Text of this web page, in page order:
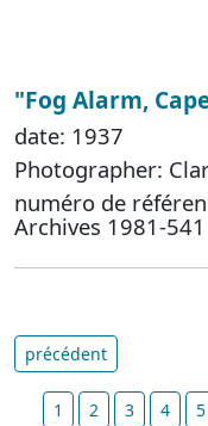
"Fog Alarm,
date: 1937
Photographer:
numéro de
Archives 1981-
précédent
1 2 3 4 5